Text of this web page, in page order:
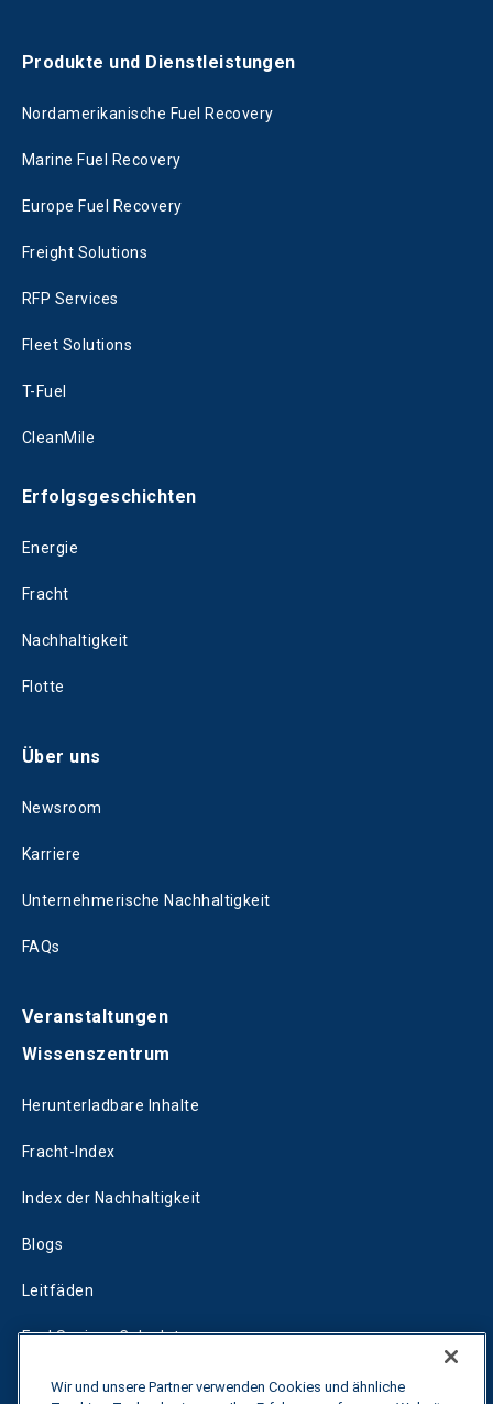
Produkte und Dienstleistungen
Nordamerikanische Fuel Recovery
Marine Fuel Recovery
Europe Fuel Recovery
Freight Solutions
RFP Services
Fleet Solutions
T-Fuel
CleanMile
Erfolgsgeschichten
Energie
Fracht
Nachhaltigkeit
Flotte
Über uns
Newsroom
Karriere
Unternehmerische Nachhaltigkeit
FAQs
Veranstaltungen
Wissenszentrum
Herunterladbare Inhalte
Fracht-Index
Index der Nachhaltigkeit
Blogs
Leitfäden
Fuel Savings Calculator
Rechner für die Transportoptimierung
Wir und unsere Partner verwenden Cookies und ähnliche